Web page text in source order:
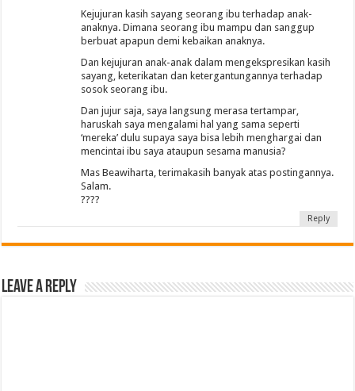
Kejujuran kasih sayang seorang ibu terhadap anak-
anaknya. Dimana seorang ibu mampu dan sanggup
berbuat apapun demi kebaikan anaknya.
Dan kejujuran anak-anak dalam mengekspresikan kasih
sayang, keterikatan dan ketergantungannya terhadap
sosok seorang ibu.
Dan jujur saja, saya langsung merasa tertampar,
haruskah saya mengalami hal yang sama seperti
‘mereka’ dulu supaya saya bisa lebih menghargai dan
mencintai ibu saya ataupun sesama manusia?
Mas Beawiharta, terimakasih banyak atas postingannya.
Salam.
????
Reply
Leave a Reply